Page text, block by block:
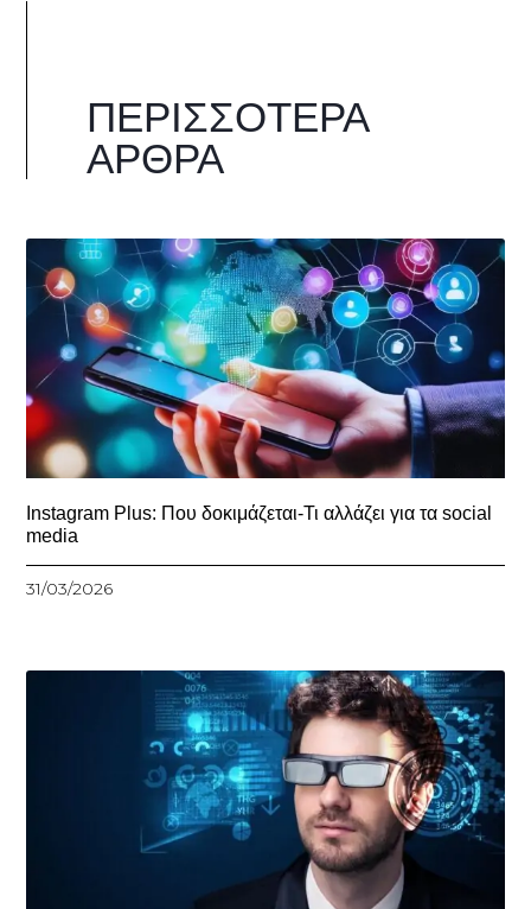
ΠΕΡΙΣΣΌΤΕΡΑ
ΆΡΘΡΑ
Instagram Plus: Που δοκιμάζεται-Τι αλλάζει για τα social
media
31/03/2026